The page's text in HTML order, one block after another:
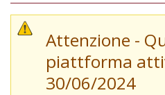
Attenzione -
piattforma
30/06/2024